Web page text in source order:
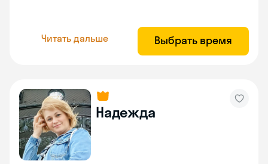
Читать дальше Выбрать время
Надежда